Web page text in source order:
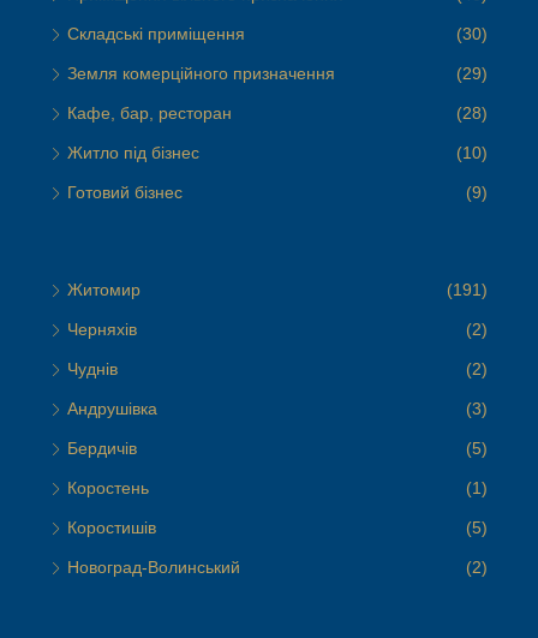
Складські приміщення (30)
Земля комерційного призначення (29)
Кафе, бар, ресторан (28)
Житло під бізнес (10)
Готовий бізнес (9)
Житомир (191)
Черняхів (2)
Чуднів (2)
Андрушівка (3)
Бердичів (5)
Коростень (1)
Коростишів (5)
Новоград-Волинський (2)